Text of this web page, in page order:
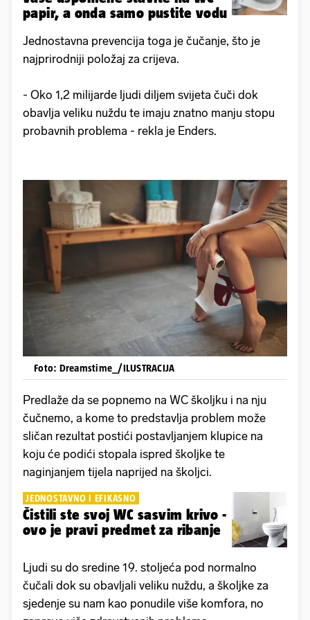
papir, a onda samo pustite vodu
Jednostavna prevencija toga je čučanje, što je
najprirodniji položaj za crijeva.
- Oko 1,2 milijarde ljudi diljem svijeta čuči dok
obavlja veliku nuždu te imaju znatno manju stopu
probavnih problema - rekla je Enders.
Foto: Dreamstime_/ILUSTRACIJA
Predlaže da se popnemo na WC školjku i na nju
čučnemo, a kome to predstavlja problem može
sličan rezultat postići postavljanjem klupice na
koju će podići stopala ispred školjke te
naginjanjem tijela naprijed na školjci.
JEDNOSTAVNO I EFIKASNO
Čistili ste svoj WC sasvim krivo -
ovo je pravi predmet za ribanje
Ljudi su do sredine 19. stoljeća pod normalno
čučali dok su obavljali veliku nuždu, a školjke za
sjedenje su nam kao ponudile više komfora, no